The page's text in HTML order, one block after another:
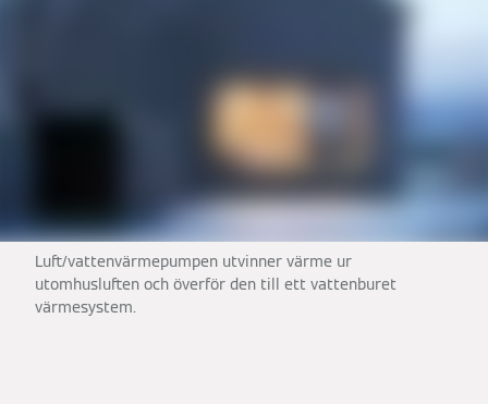
Luft/vattenvärmepumpen utvinner värme ur
utomhusluften och överför den till ett vattenburet
värmesystem.